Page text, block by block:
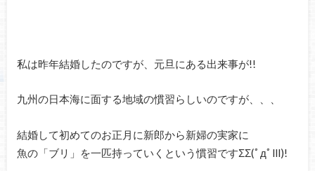
私は昨年結婚したのですが、元旦にある出来事が!!
九州の日本海に面する地域の慣習らしいのですが、、、
結婚して初めてのお正月に新郎から新婦の実家に
魚の「ブリ」を一匹持っていくという慣習ですΣΣ(ﾟдﾟlll)!